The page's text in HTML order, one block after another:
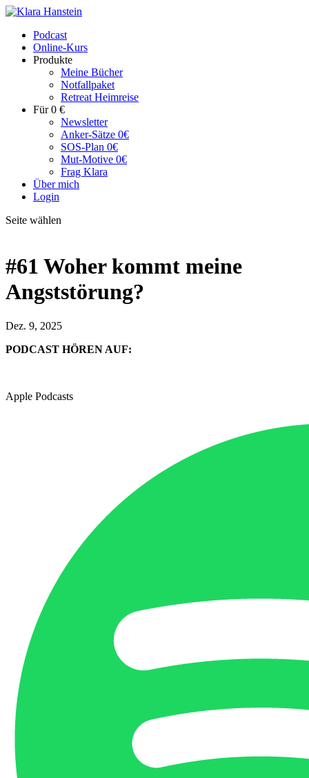
Podcast
Online-Kurs
Produkte
Meine Bücher
Notfallpaket
Retreat Heimreise
Für 0 €
Newsletter
Anker-Sätze 0€
SOS-Plan 0€
Mut-Motive 0€
Frag Klara
Über mich
Login
Seite wählen
#61 Woher kommt meine
Angststörung?
Dez. 9, 2025
PODCAST HÖREN AUF:
Apple Podcasts